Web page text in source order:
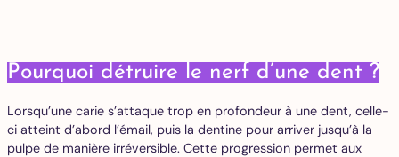
Pourquoi détruire le nerf d’une dent ?
Lorsqu’une carie s’attaque trop en profondeur à une dent, celle-
ci atteint d’abord l’émail, puis la dentine pour arriver jusqu’à la
pulpe de manière irréversible. Cette progression permet aux